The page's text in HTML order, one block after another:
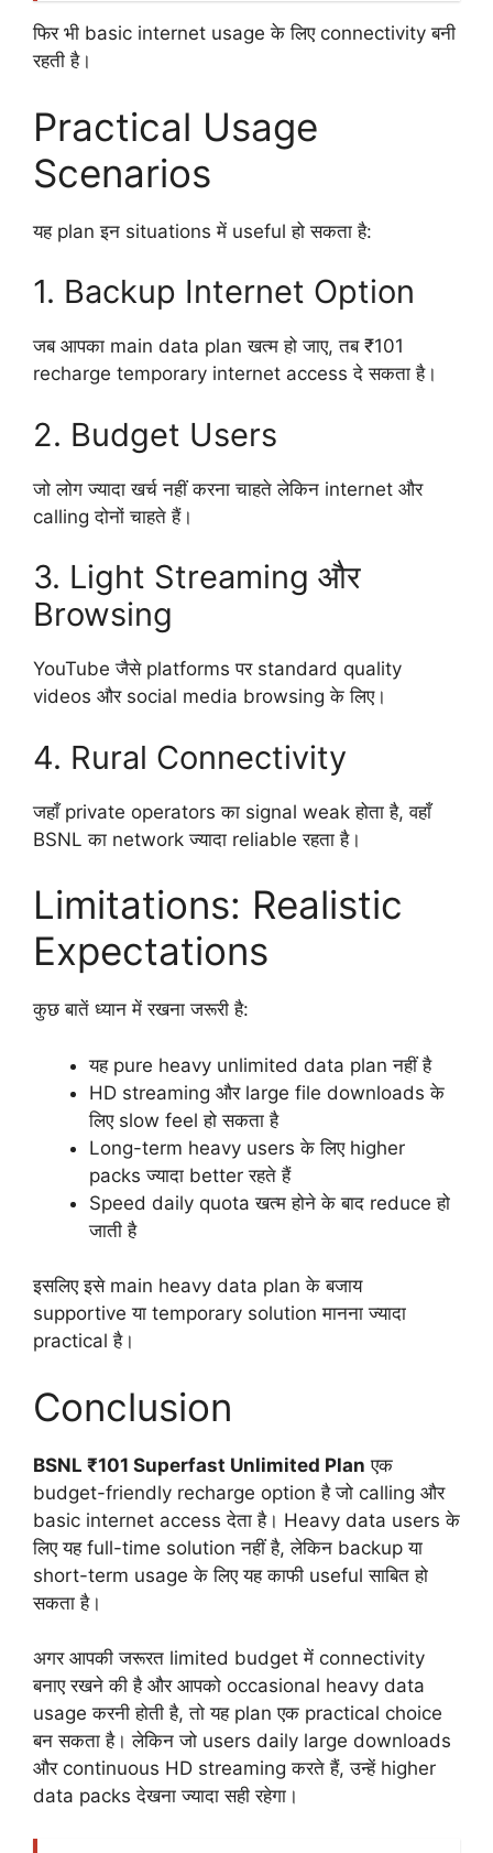
फिर भी basic internet usage के लिए connectivity बनी
रहती है।
Practical Usage
Scenarios
यह plan इन situations में useful हो सकता है:
1. Backup Internet Option
जब आपका main data plan खत्म हो जाए, तब ₹101
recharge temporary internet access दे सकता है।
2. Budget Users
जो लोग ज्यादा खर्च नहीं करना चाहते लेकिन internet और
calling दोनों चाहते हैं।
3. Light Streaming और
Browsing
YouTube जैसे platforms पर standard quality
videos और social media browsing के लिए।
4. Rural Connectivity
जहाँ private operators का signal weak होता है, वहाँ
BSNL का network ज्यादा reliable रहता है।
Limitations: Realistic
Expectations
कुछ बातें ध्यान में रखना जरूरी है:
यह pure heavy unlimited data plan नहीं है
HD streaming और large file downloads के
लिए slow feel हो सकता है
Long-term heavy users के लिए higher
packs ज्यादा better रहते हैं
Speed daily quota खत्म होने के बाद reduce हो
जाती है
इसलिए इसे main heavy data plan के बजाय
supportive या temporary solution मानना ज्यादा
practical है।
Conclusion
BSNL ₹101 Superfast Unlimited Plan एक
budget-friendly recharge option है जो calling और
basic internet access देता है। Heavy data users के
लिए यह full-time solution नहीं है, लेकिन backup या
short-term usage के लिए यह काफी useful साबित हो
सकता है।
अगर आपकी जरूरत limited budget में connectivity
बनाए रखने की है और आपको occasional heavy data
usage करनी होती है, तो यह plan एक practical choice
बन सकता है। लेकिन जो users daily large downloads
और continuous HD streaming करते हैं, उन्हें higher
data packs देखना ज्यादा सही रहेगा।